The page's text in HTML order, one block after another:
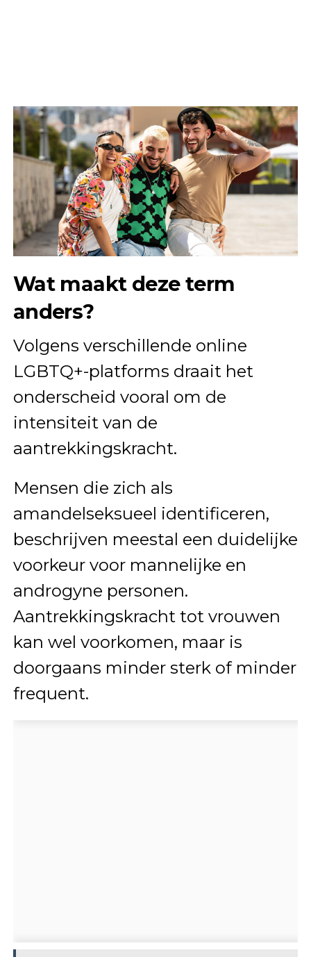
Wat maakt deze term
anders?
Volgens verschillende online
LGBTQ+-platforms draait het
onderscheid vooral om de
intensiteit van de
aantrekkingskracht.
Mensen die zich als
amandelseksueel identificeren,
beschrijven meestal een duidelijke
voorkeur voor mannelijke en
androgyne personen.
Aantrekkingskracht tot vrouwen
kan wel voorkomen, maar is
doorgaans minder sterk of minder
frequent.